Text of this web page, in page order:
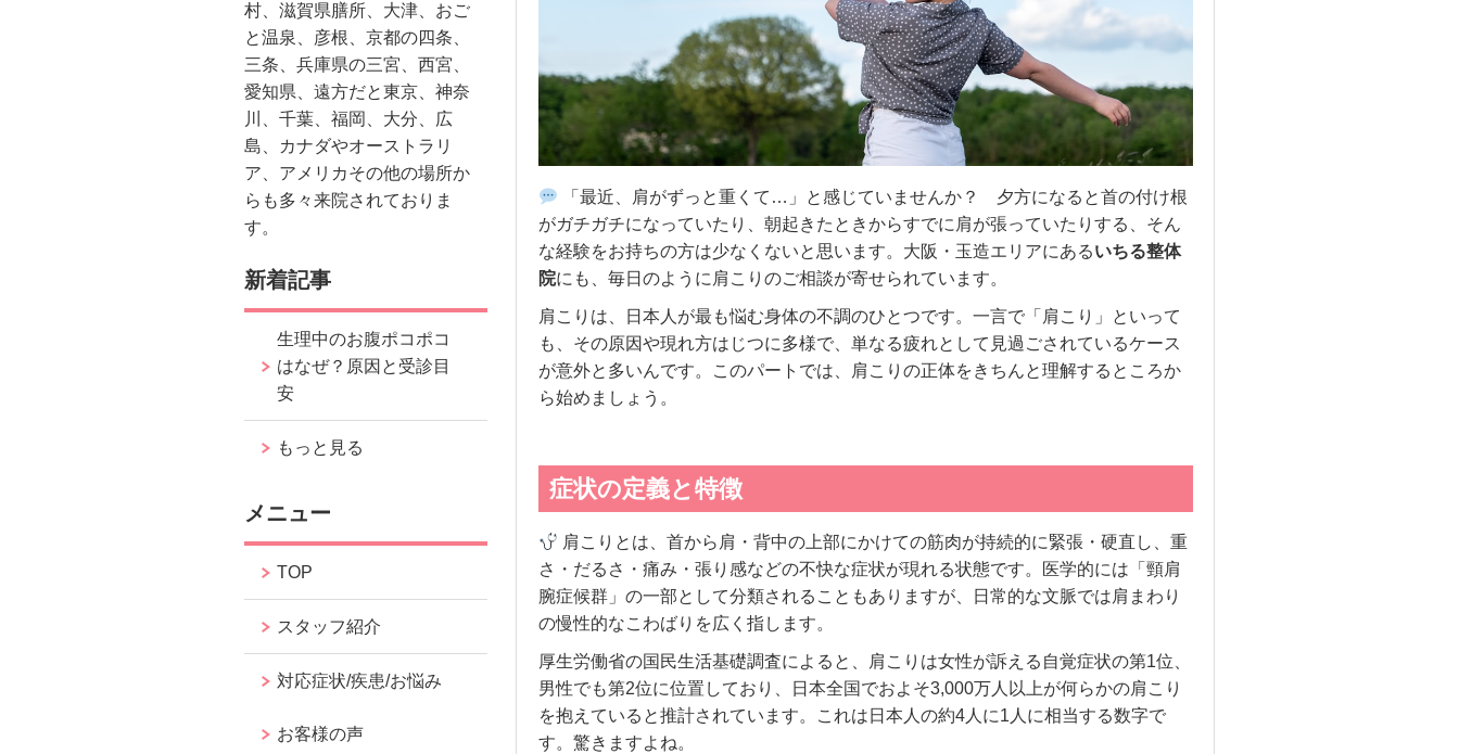
「最近、肩がずっと重くて…」と感じていませんか？ 夕方になると首の付け根
がガチガチになっていたり、朝起きたときからすでに肩が張っていたりする、そん
な経験をお持ちの方は少なくないと思います。大阪・玉造エリアにあるいちる整体
院にも、毎日のように肩こりのご相談が寄せられています。
肩こりは、日本人が最も悩む身体の不調のひとつです。一言で「肩こり」といって
も、その原因や現れ方はじつに多様で、単なる疲れとして見過ごされているケース
が意外と多いんです。このパートでは、肩こりの正体をきちんと理解するところか
ら始めましょう。
症状の定義と特徴
肩こりとは、首から肩・背中の上部にかけての筋肉が持続的に緊張・硬直し、重
さ・だるさ・痛み・張り感などの不快な症状が現れる状態です。医学的には「頸肩
腕症候群」の一部として分類されることもありますが、日常的な文脈では肩まわり
の慢性的なこわばりを広く指します。
厚生労働省の国民生活基礎調査によると、肩こりは女性が訴える自覚症状の第1位、
男性でも第2位に位置しており、日本全国でおよそ3,000万人以上が何らかの肩こり
を抱えていると推計されています。これは日本人の約4人に1人に相当する数字で
す。驚きますよね。
村、滋賀県膳所、大津、おご
と温泉、彦根、京都の四条、
三条、兵庫県の三宮、西宮、
愛知県、遠方だと東京、神奈
川、千葉、福岡、大分、広
島、カナダやオーストラリ
ア、アメリカその他の場所か
らも多々来院されておりま
す。
新着記事
生理中のお腹ポコポコ
はなぜ？原因と受診目
安
もっと見る
メニュー
TOP
スタッフ紹介
対応症状/疾患/お悩み
お客様の声